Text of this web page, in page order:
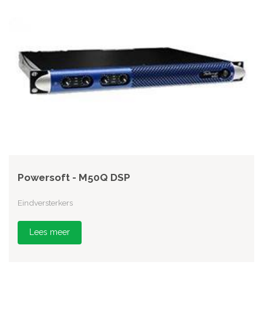
Powersoft - M50Q DSP
Eindversterkers
Lees meer